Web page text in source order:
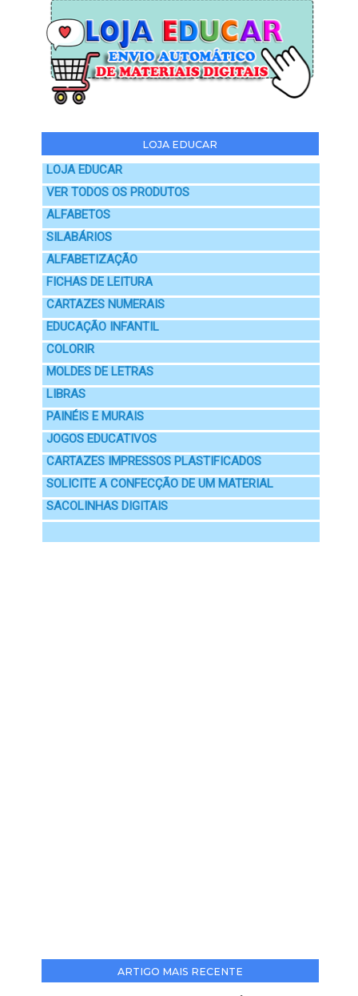
LOJA EDUCAR
LOJA EDUCAR
VER TODOS OS PRODUTOS
ALFABETOS
SILABÁRIOS
ALFABETIZAÇÃO
FICHAS DE LEITURA
CARTAZES NUMERAIS
EDUCAÇÃO INFANTIL
COLORIR
MOLDES DE LETRAS
LIBRAS
PAINÉIS E MURAIS
JOGOS EDUCATIVOS
CARTAZES IMPRESSOS PLASTIFICADOS
SOLICITE A CONFECÇÃO DE UM MATERIAL
SACOLINHAS DIGITAIS
ARTIGO MAIS RECENTE